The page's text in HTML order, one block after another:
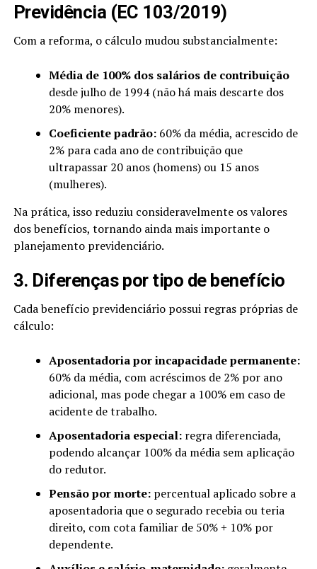
Previdência (EC 103/2019)
Com a reforma, o cálculo mudou substancialmente:
Média de 100% dos salários de contribuição
desde julho de 1994 (não há mais descarte dos
20% menores).
Coeficiente padrão:60% da média, acrescido de
2% para cada ano de contribuição que
ultrapassar 20 anos (homens) ou 15 anos
(mulheres).
Na prática, isso reduziu consideravelmente os valores
dos benefícios, tornando ainda mais importante o
planejamento previdenciário.
3. Diferenças por tipo de benefício
Cada benefício previdenciário possui regras próprias de
cálculo:
Aposentadoria por incapacidade permanente:
60% da média, com acréscimos de 2% por ano
adicional, mas pode chegar a 100% em caso de
acidente de trabalho.
Aposentadoria especial:regra diferenciada,
podendo alcançar 100% da média sem aplicação
do redutor.
Pensão por morte:percentual aplicado sobre a
aposentadoria que o segurado recebia ou teria
direito, com cota familiar de 50% + 10% por
dependente.